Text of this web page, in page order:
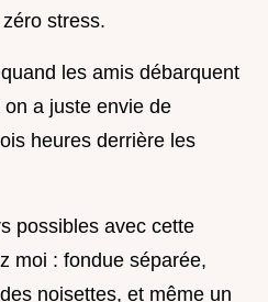
stress.
les amis débarquent
a juste envie de
heures derrière les
possibles avec cette
moi : fondue séparée,
noisettes, et même un